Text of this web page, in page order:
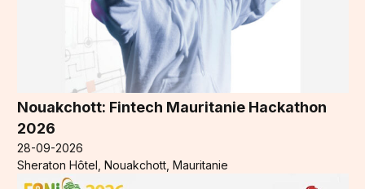
Nouakchott: Fintech Mauritanie Hackathon
2026
28-09-2026
Sheraton Hôtel, Nouakchott, Mauritanie